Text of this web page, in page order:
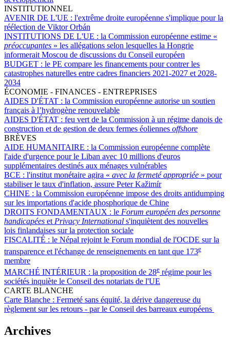
INSTITUTIONNEL
AVENIR DE L'UE : l'extrême droite européenne s'implique pour la
réélection de Viktor Orbán
INSTITUTIONS DE L'UE : la Commission européenne estime «
préoccupantes » les allégations selon lesquelles la Hongrie
informerait Moscou de discussions du Conseil européen
BUDGET : le PE compare les financements pour contrer les
catastrophes naturelles entre cadres financiers 2021-2027 et 2028-
2034
ÉCONOMIE - FINANCES - ENTREPRISES
AIDES D'ÉTAT : la Commission européenne autorise un soutien
français à l’hydrogène renouvelable
AIDES D'ÉTAT : feu vert de la Commission à un régime danois de
construction et de gestion de deux fermes éoliennes offshore
BRÈVES
AIDE HUMANITAIRE : la Commission européenne complète
l'aide d'urgence pour le Liban avec 10 millions d'euros
supplémentaires destinés aux ménages vulnérables
BCE : l'institut monétaire agira « avec la fermeté appropriée » pour
stabiliser le taux d'inflation, assure Peter Kažimír
CHINE : la Commission européenne impose des droits antidumping
sur les importations d'acide phosphorique de Chine
DROITS FONDAMENTAUX : le Forum européen des personne
handicapées etPrivacy International s'inquiètent des nouvelles
lois finlandaises sur la protection sociale
FISCALITÉ : le Népal rejoint le Forum mondial de l'OCDE sur la
transparence et l'échange de renseignements en tant que 173e
membre
MARCHÉ INTÉRIEUR : la proposition de 28e régime pour les
sociétés inquiète le Conseil des notariats de l'UE
CARTE BLANCHE
Carte Blanche : Fermeté sans équité, la dérive dangereuse du
règlement sur les retours - par le Conseil des barreaux européens
Archives